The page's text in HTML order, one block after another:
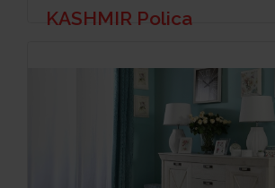
KASHMIR Polica